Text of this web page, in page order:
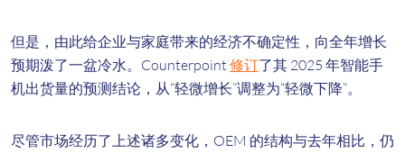
但是，由此给企业与家庭带来的经济不确定性，向全年增长
预期泼了一盆冷水。Counterpoint 修订了其 2025 年智能手
机出货量的预测结论，从“轻微增长”调整为“轻微下降”。
尽管市场经历了上述诸多变化，OEM 的结构与去年相比，仍